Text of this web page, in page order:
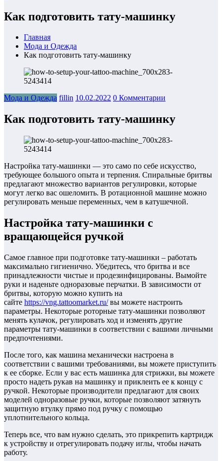
Как подготовить тату-машинку
Главная
Мода и Одежда
Как подготовить тату-машинку
Мода и Одежда fillin 10.02.2022 0 Комментарии
Как подготовить тату-машинку
Настройка тату-машинки — это само по себе искусство,
требующее большого опыта и терпения. Спиральные бритвы
предлагают множество вариантов регулировки, которые
могут легко вас ошеломить. В ротационной машине можно
регулировать меньше переменных, чем в катушечной.
Настройка тату-машинки с
вращающейся ручкой
Самое главное при подготовке тату-машинки – работать
максимально гигиенично. Убедитесь, что бритва и все
принадлежности чистые и продезинфицированы. Вымойте
руки и наденьте одноразовые перчатки. В зависимости от
бритвы, которую можно купить на
сайте https://vng.tattoomarket.ru/вы можете настроить
параметры. Некоторые роторные тату-машинки позволяют
менять кулачок, регулировать ход и изменять другие
параметры тату-машинки в соответствии с вашими личными
предпочтениями.
После того, как машина механически настроена в
соответствии с вашими требованиями, вы можете приступить
к ее сборке. Если у вас есть машинка для стрижки, вы можете
просто надеть рукав на машинку и приклеить ее к концу с
ручкой. Некоторые производители предлагают для своих
моделей одноразовые ручки, которые позволяют затянуть
защитную втулку прямо под ручку с помощью
уплотнительного кольца.
Теперь все, что вам нужно сделать, это прикрепить картридж
к устройству и отрегулировать подачу иглы, чтобы начать
работу.